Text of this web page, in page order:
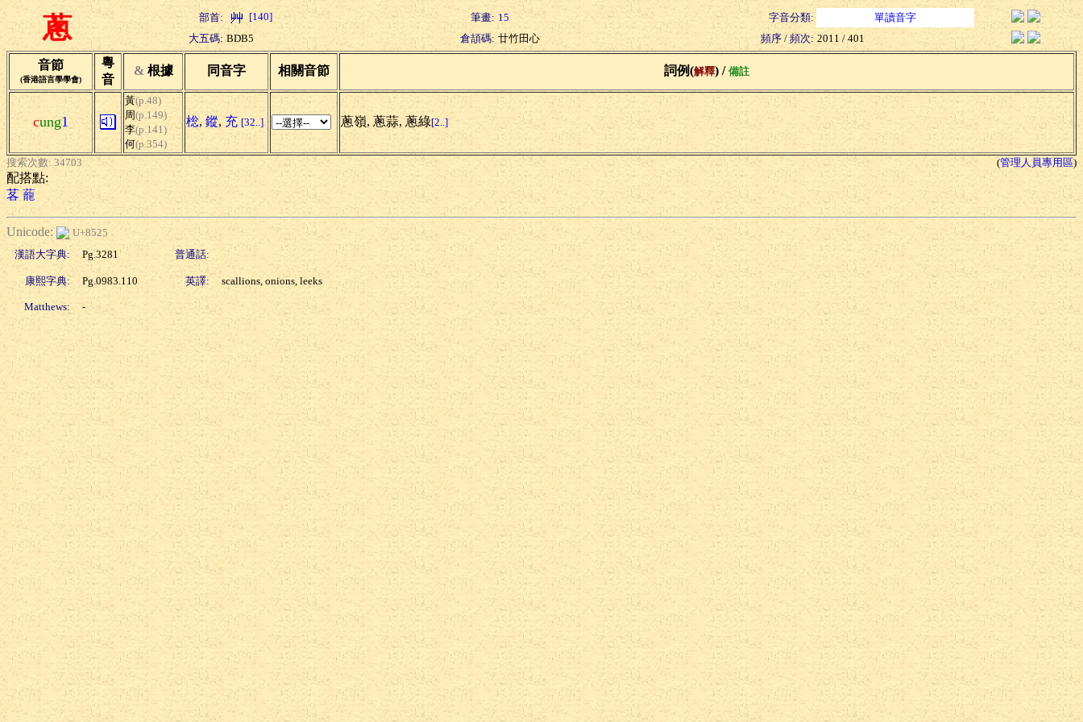
蔥 部首: [140] 筆畫: 15 字音分類:
單讀音字
大五碼: BDB5 倉頡碼: 廿竹田心 頻序 / 頻次: 2011 / 401
音節
(香港語言學學會)
粵
音
& 根據 同音字 相關音節 詞例(解釋) / 備註
cung1
黃(p.48)
周(p.149)
李(p.141)
何(p.354)
棇, 鏦, 充 [32..] 蔥嶺, 蔥蒜, 蔥綠[2..]
搜索次數: 34703 (管理人員專用區)
配搭點:
茖 蘢
Unicode:
U+8525
漢語大字典:
Pg.3281 普通話:
康熙字典: Pg.0983.110 英譯: scallions, onions, leeks
Matthews: -